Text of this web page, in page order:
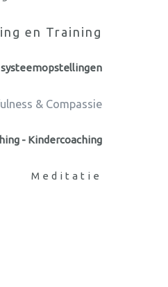
en Training
& Compassie
- Kindercoaching
Meditatie